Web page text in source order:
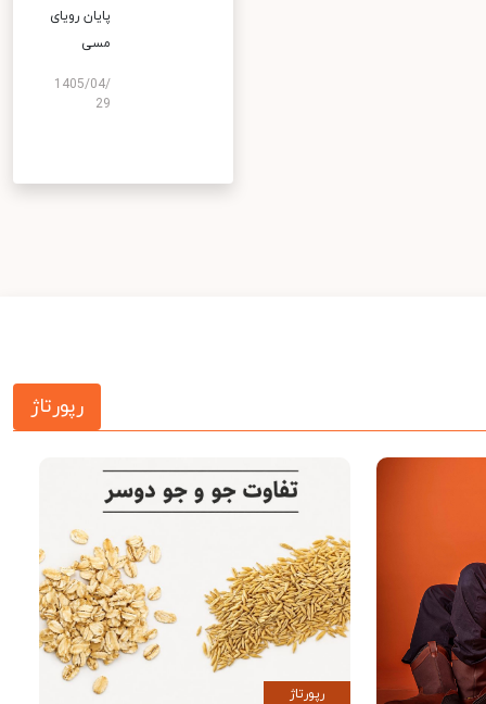
پایان رویای
مسی
1405/04/
29
رپورتاژ
رپورتاژ